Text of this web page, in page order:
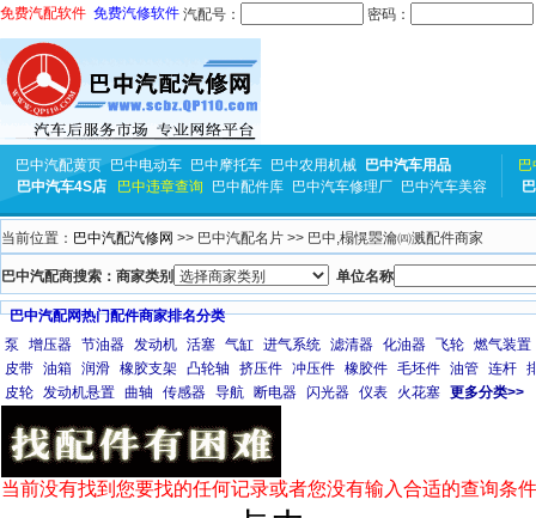
免费汽配软件 免费汽修软件 汽配号： 密码：
巴中汽配黄页 巴中电动车 巴中摩托车 巴中农用机械
巴中汽车用品
巴中汽车4S店
巴中违章查询 巴中配件库 巴中汽车修理厂 巴中汽车美容
当前位置： 巴中汽配汽修网 >> 巴中汽配名片 >> 巴中,榻愰瞾瀹㈣溅配件商家
巴中汽配商搜索：商家类别 单位名称
巴中汽配网热门配件商家排名分类
泵
增压器 节油器 发动机 活塞 气缸 进气系统 滤清器 化油器 飞轮 燃气装置
皮带 油箱 润滑 橡胶支架 凸轮轴 挤压件 冲压件 橡胶件 毛坯件 油管 连杆
皮轮 发动机悬置 曲轴 传感器 导航 断电器 闪光器 仪表 火花塞 更多分类>>
当前没有找到您要找的任何记录或者您没有输入合适的查询条